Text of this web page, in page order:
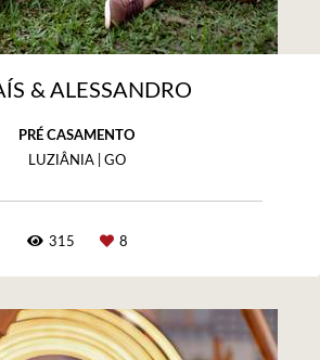
& ALESSANDRO
PRÉ CASAMENTO
LUZIÂNIA | GO
315 8